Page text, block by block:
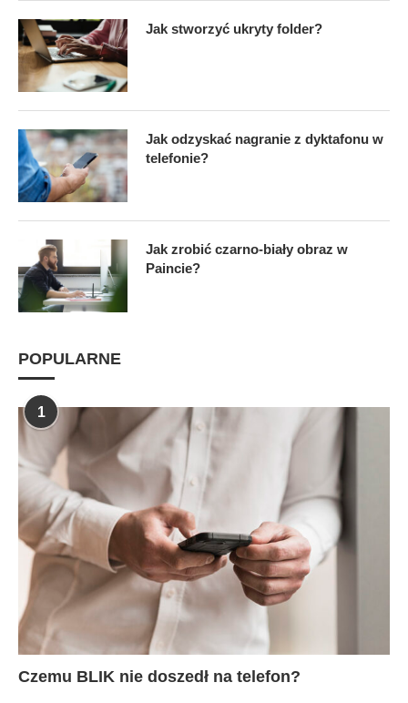
Jak stworzyć ukryty folder?
Jak odzyskać nagranie z dyktafonu w
telefonie?
Jak zrobić czarno-biały obraz w
Paincie?
POPULARNE
1
Czemu BLIK nie doszedł na telefon?